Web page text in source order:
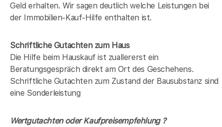
Geld erhalten. Wir sagen deutlich welche Leistungen bei
der Immobilien-Kauf-Hilfe enthalten ist.
Schriftliche Gutachten zum Haus
Die Hilfe beim Hauskauf ist zuallererst ein
Beratungsgespräch direkt am Ort des Geschehens.
Schriftliche Gutachten zum Zustand der Bausubstanz sind
eine Sonderleistung
Wertgutachten oder Kaufpreisempfehlung ?